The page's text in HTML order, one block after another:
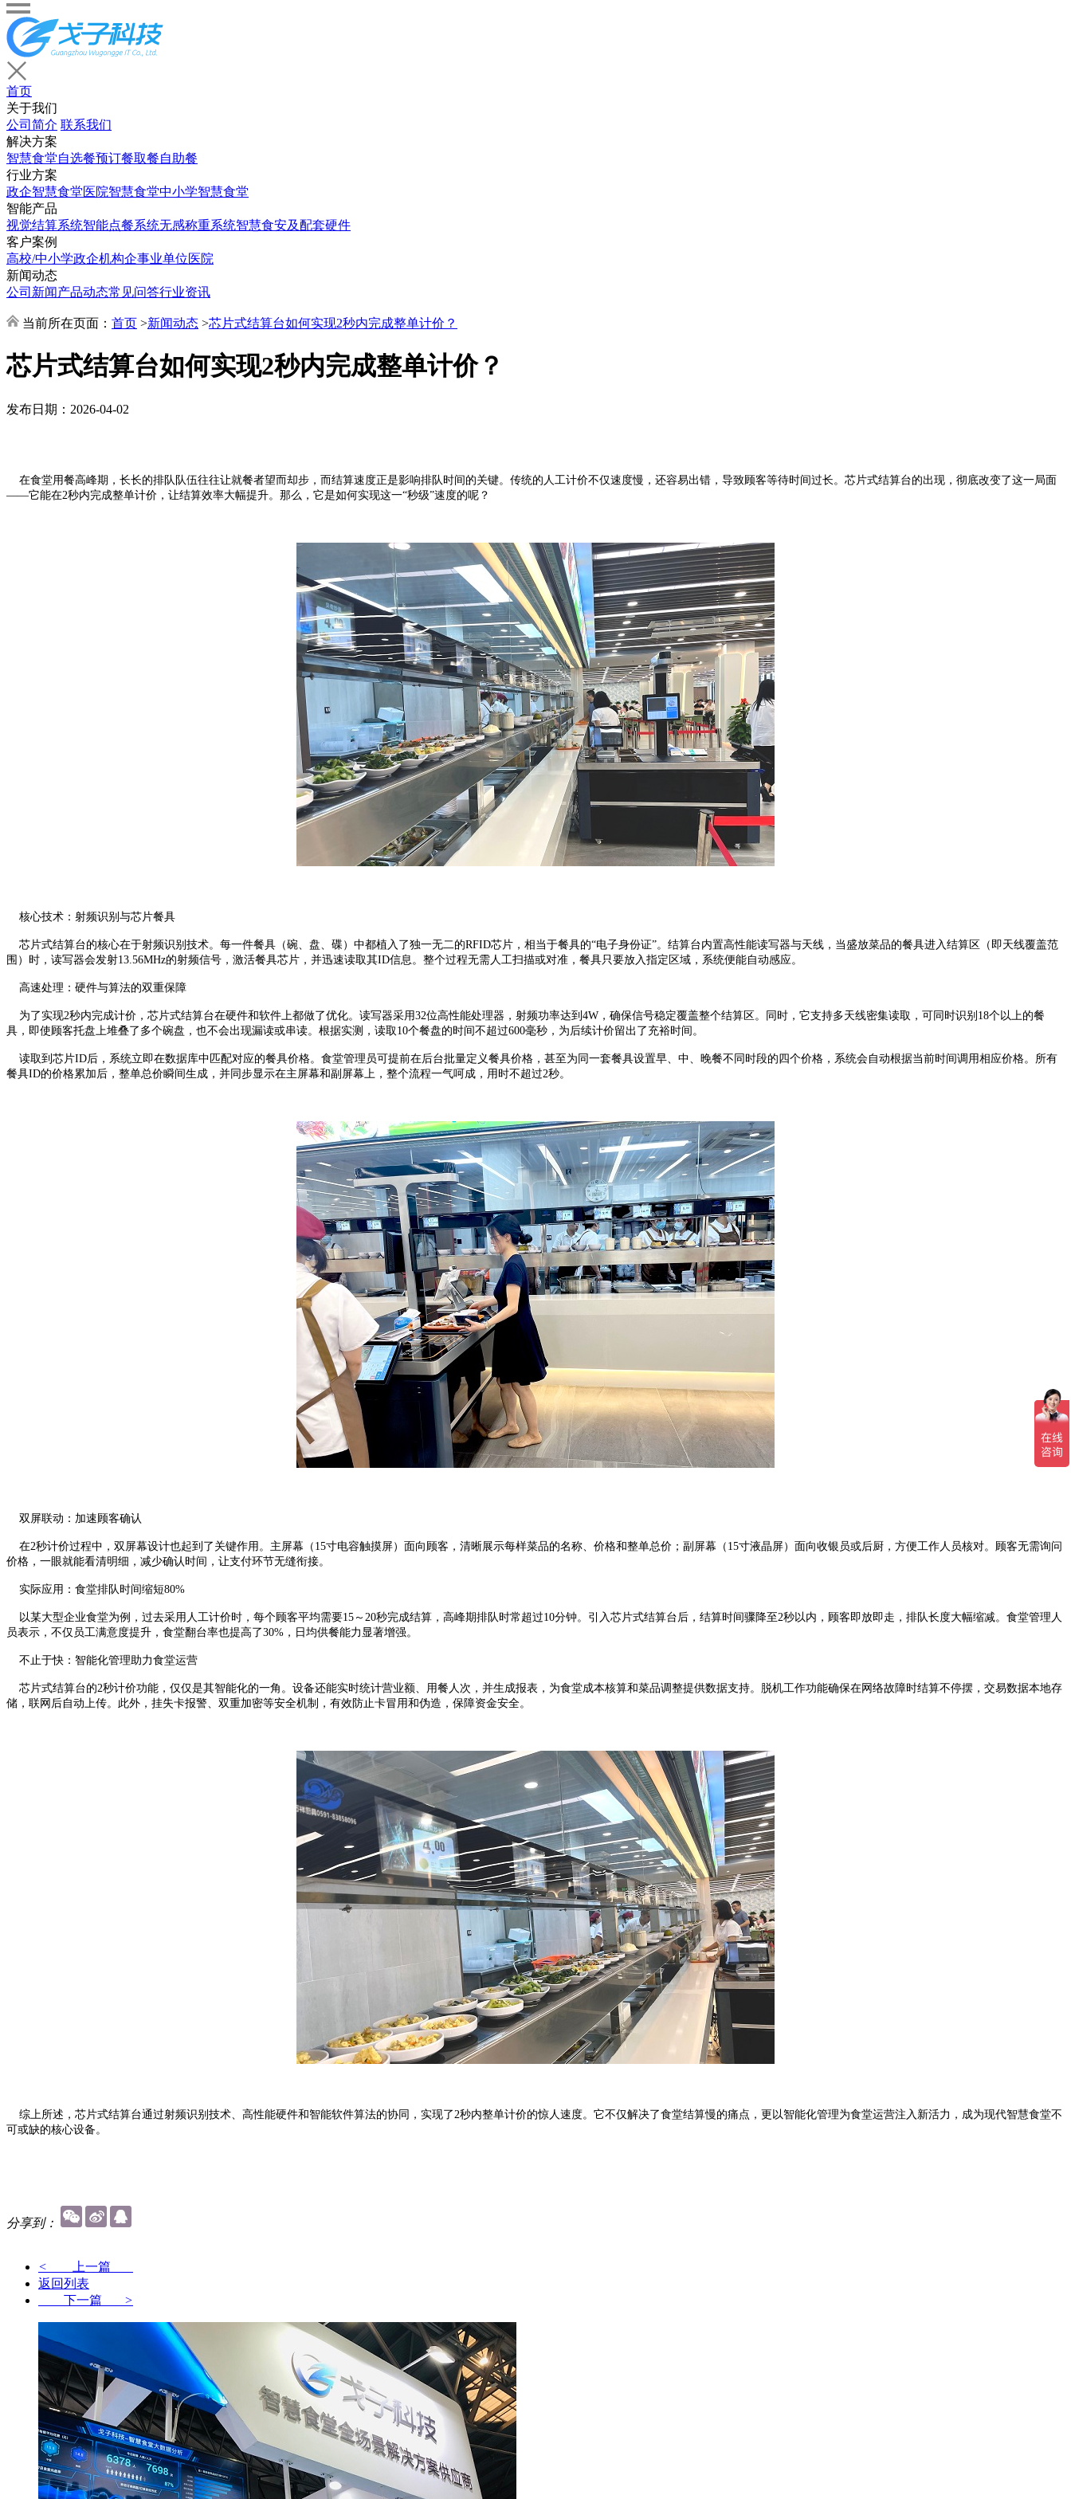
首页
关于我们
公司简介 联系我们
解决方案
智慧食堂自选餐预订餐取餐自助餐
行业方案
政企智慧食堂医院智慧食堂中小学智慧食堂
智能产品
视觉结算系统智能点餐系统无感称重系统智慧食安及配套硬件
客户案例
高校/中小学政企机构企事业单位医院
新闻动态
公司新闻产品动态常见问答行业资讯
当前所在页面： 首页 >新闻动态 >芯片式结算台如何实现2秒内完成整单计价？
芯片式结算台如何实现2秒内完成整单计价？
发布日期：2026-04-02
在食堂用餐高峰期，长长的排队队伍往往让就餐者望而却步，而结算速度正是影响排队时间的关键。传统的人工计价不仅速度慢，还容易出错，导致顾客等待时间过长。芯片式结算台的出现，彻底改变了这一局面
——它能在2秒内完成整单计价，让结算效率大幅提升。那么，它是如何实现这一“秒级”速度的呢？
核心技术：射频识别与芯片餐具
芯片式结算台的核心在于射频识别技术。每一件餐具（碗、盘、碟）中都植入了独一无二的RFID芯片，相当于餐具的“电子身份证”。结算台内置高性能读写器与天线，当盛放菜品的餐具进入结算区（即天线覆盖范
围）时，读写器会发射13.56MHz的射频信号，激活餐具芯片，并迅速读取其ID信息。整个过程无需人工扫描或对准，餐具只要放入指定区域，系统便能自动感应。
高速处理：硬件与算法的双重保障
为了实现2秒内完成计价，芯片式结算台在硬件和软件上都做了优化。读写器采用32位高性能处理器，射频功率达到4W，确保信号稳定覆盖整个结算区。同时，它支持多天线密集读取，可同时识别18个以上的餐
具，即使顾客托盘上堆叠了多个碗盘，也不会出现漏读或串读。根据实测，读取10个餐盘的时间不超过600毫秒，为后续计价留出了充裕时间。
读取到芯片ID后，系统立即在数据库中匹配对应的餐具价格。食堂管理员可提前在后台批量定义餐具价格，甚至为同一套餐具设置早、中、晚餐不同时段的四个价格，系统会自动根据当前时间调用相应价格。所有
餐具ID的价格累加后，整单总价瞬间生成，并同步显示在主屏幕和副屏幕上，整个流程一气呵成，用时不超过2秒。
双屏联动：加速顾客确认
在2秒计价过程中，双屏幕设计也起到了关键作用。主屏幕（15寸电容触摸屏）面向顾客，清晰展示每样菜品的名称、价格和整单总价；副屏幕（15寸液晶屏）面向收银员或后厨，方便工作人员核对。顾客无需询问
价格，一眼就能看清明细，减少确认时间，让支付环节无缝衔接。
实际应用：食堂排队时间缩短80%
以某大型企业食堂为例，过去采用人工计价时，每个顾客平均需要15～20秒完成结算，高峰期排队时常超过10分钟。引入芯片式结算台后，结算时间骤降至2秒以内，顾客即放即走，排队长度大幅缩减。食堂管理人
员表示，不仅员工满意度提升，食堂翻台率也提高了30%，日均供餐能力显著增强。
不止于快：智能化管理助力食堂运营
芯片式结算台的2秒计价功能，仅仅是其智能化的一角。设备还能实时统计营业额、用餐人次，并生成报表，为食堂成本核算和菜品调整提供数据支持。脱机工作功能确保在网络故障时结算不停摆，交易数据本地存
储，联网后自动上传。此外，挂失卡报警、双重加密等安全机制，有效防止卡冒用和伪造，保障资金安全。
综上所述，芯片式结算台通过射频识别技术、高性能硬件和智能软件算法的协同，实现了2秒内整单计价的惊人速度。它不仅解决了食堂结算慢的痛点，更以智能化管理为食堂运营注入新活力，成为现代智慧食堂不
可或缺的核心设备。
分享到：
< 上一篇
返回列表
下一篇 >